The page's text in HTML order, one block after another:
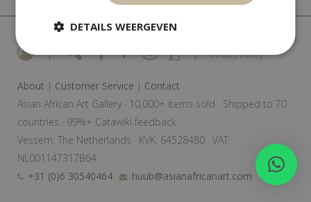
| | Privacy Policy
About | Customer Service | Contact
Asian African Art Gallery · 10,000+ items sold · Shipped to 70
countries · 99%+ Catawiki feedback
Vessem, The Netherlands · KVK: 64528480 · VAT:
NL001147317B64
+31 (0)6 30540464
huub@asianafricanart.com
DETAILS WEERGEVEN